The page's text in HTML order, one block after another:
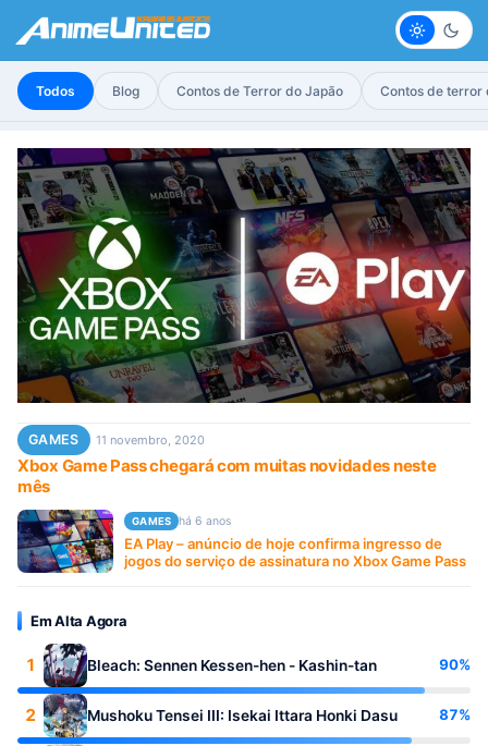
Claro
Todos Blog Contos de Terror do Japão Contos de terror
GAMES 11 novembro, 2020
Xbox Game Pass chegará com muitas novidades neste
mês
GAMES há 6 anos
EA Play – anúncio de hoje confirma ingresso de
jogos do serviço de assinatura no Xbox Game Pass
Em Alta Agora
1 Bleach: Sennen Kessen-hen - Kashin-tan 90%
2 Mushoku Tensei III: Isekai Ittara Honki Dasu 87%